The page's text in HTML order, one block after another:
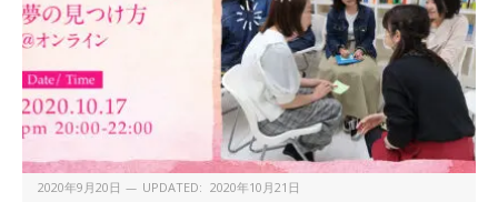
2020年9月20日 UPDATED: 2020年10月21日